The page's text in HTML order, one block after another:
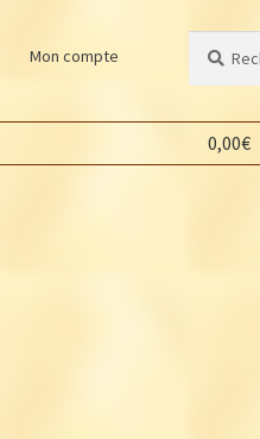
Mon compte
pour :
0,00€